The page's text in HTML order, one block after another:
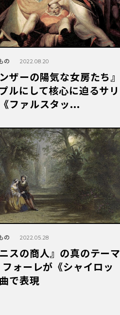
の 2022.08.20
ンザーの陽気な女房たち』
ルにして核心に迫るサリ
ファルスタッ...
の 2022.05.28
ニスの商人』の真のテーマ
フォーレが《シャイロッ
で表現